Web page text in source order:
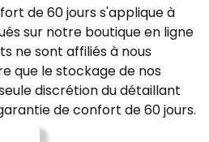
de 60 jours s'applique à
sur notre boutique en ligne
ne sont affiliés à nous
que le stockage de nos
discrétion du détaillant
de confort de 60 jours.